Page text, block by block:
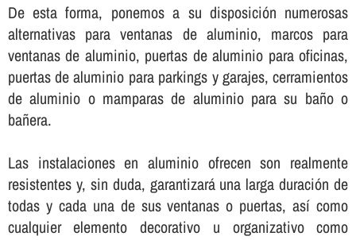
De esta forma, ponemos a su disposición numerosas
alternativas para ventanas de aluminio, marcos para
ventanas de aluminio, puertas de aluminio para oficinas,
puertas de aluminio para parkings y garajes, cerramientos
de aluminio o mamparas de aluminio para su baño o
bañera.
Las instalaciones en aluminio ofrecen son realmente
resistentes y, sin duda, garantizará una larga duración de
todas y cada una de sus ventanas o puertas, así­ como
cualquier elemento decorativo u organizativo como